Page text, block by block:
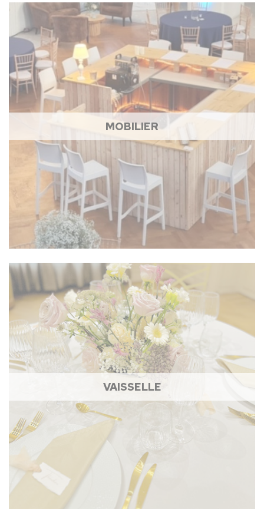
MOBILIER
VAISSELLE